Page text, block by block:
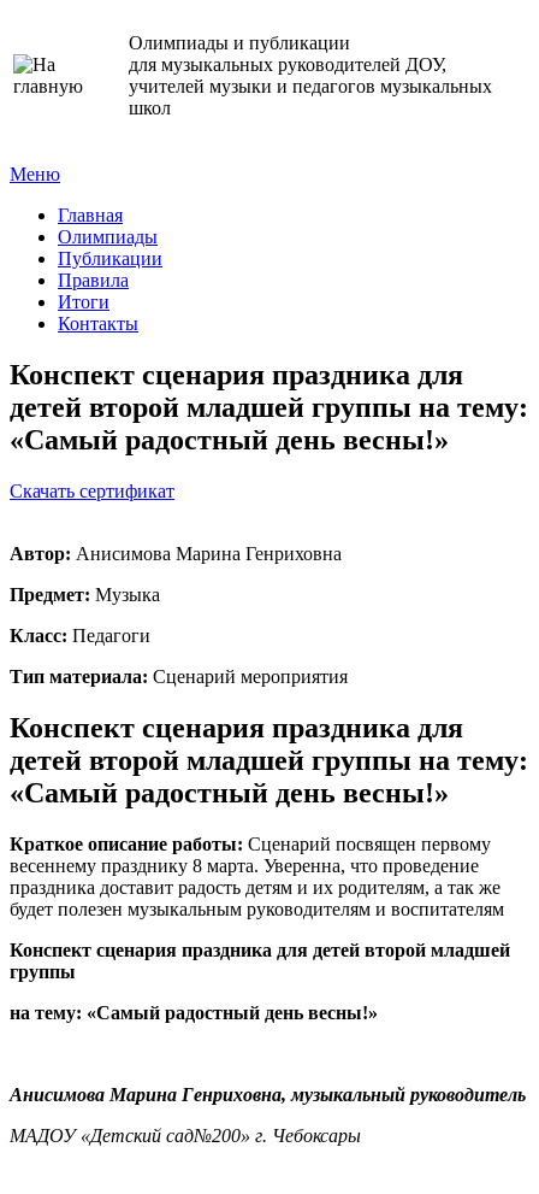
Олимпиады и публикации
для музыкальных руководителей ДОУ,
учителей музыки и педагогов музыкальных
школ
Меню
Главная
Олимпиады
Публикации
Правила
Итоги
Контакты
Конспект сценария праздника для
детей второй младшей группы на тему:
«Самый радостный день весны!»
Cкачать сертификат
Автор: Анисимова Марина Генриховна
Предмет: Музыка
Класс: Педагоги
Тип материала: Сценарий мероприятия
Конспект сценария праздника для
детей второй младшей группы на тему:
«Самый радостный день весны!»
Краткое описание работы: Сценарий посвящен первому
весеннему празднику 8 марта. Уверенна, что проведение
праздника доставит радость детям и их родителям, а так же
будет полезен музыкальным руководителям и воспитателям
Конспект сценария праздника для детей второй младшей
группы
на тему: «Самый радостный день весны!»
Анисимова Марина Генриховна, музыкальный руководитель
МАДОУ «Детский сад№200» г. Чебоксары